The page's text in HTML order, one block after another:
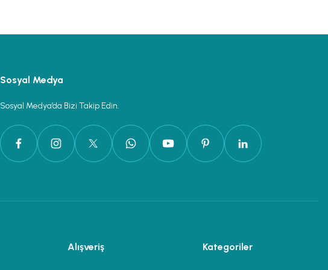
Sosyal Medya
Sosyal Medya’da Bizi Takip Edin.
Alışveriş Kategoriler